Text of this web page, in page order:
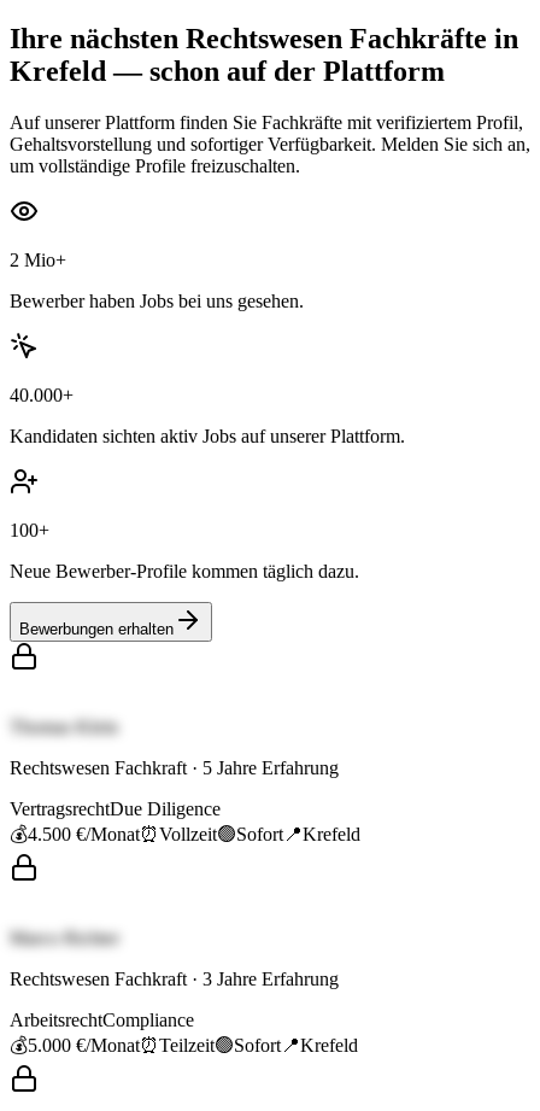
Ihre nächsten Rechtswesen Fachkräfte in
Krefeld— schon auf der Plattform
Auf unserer Plattform finden Sie Fachkräfte mit verifiziertem Profil,
Gehaltsvorstellung und sofortiger Verfügbarkeit. Melden Sie sich an,
um vollständige Profile freizuschalten.
2 Mio+
Bewerber haben Jobs bei uns gesehen.
40.000+
Kandidaten sichten aktiv Jobs auf unserer Plattform.
100+
Neue Bewerber-Profile kommen täglich dazu.
Bewerbungen erhalten
Thomas Klein
Rechtswesen Fachkraft · 5 Jahre Erfahrung
VertragsrechtDue Diligence
💰4.500 €/Monat⏰Vollzeit🟢Sofort 📍Krefeld
Marco Richter
Rechtswesen Fachkraft · 3 Jahre Erfahrung
ArbeitsrechtCompliance
💰5.000 €/Monat⏰Teilzeit🟢Sofort 📍Krefeld